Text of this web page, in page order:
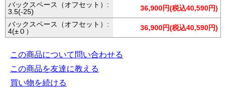
バックスペース（オフセット）:
3.5(-25)
36,900円(税込40,590円)
バックスペース（オフセット）:
4(±０）
36,900円(税込40,590円)
この商品について問い合わせる
この商品を友達に教える
買い物を続ける